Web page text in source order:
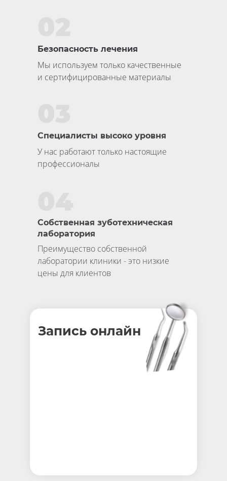
Мы используем только качественные
и сертифицированные материалы
Преимущество собственной
лаборатории клиники - это низкие
цены для клиентов
У нас работают только настоящие
профессионалы
Специалисты высоко уровня
Собственная зуботехническая
лаборатория
Безопасность лечения
Запись онлайн